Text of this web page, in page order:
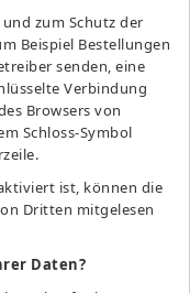
zum Schutz der
Beispiel Bestellungen
senden, eine
Verbindung
Browsers von
Schloss-Symbol
ist, können die
Dritten mitgelesen
Daten?